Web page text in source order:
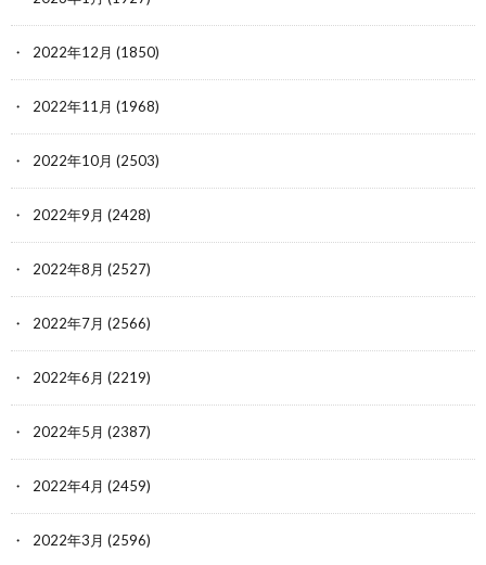
2022年12月 (1850)
2022年11月 (1968)
2022年10月 (2503)
2022年9月 (2428)
2022年8月 (2527)
2022年7月 (2566)
2022年6月 (2219)
2022年5月 (2387)
2022年4月 (2459)
2022年3月 (2596)